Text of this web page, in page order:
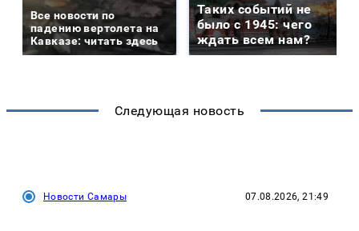
Все новости по
падению вертолета на
Кавказе: читать здесь
Таких событий не
было с 1945: чего
ждать всем нам?
Следующая новость
Новости Самары 07.08.2026, 21:49